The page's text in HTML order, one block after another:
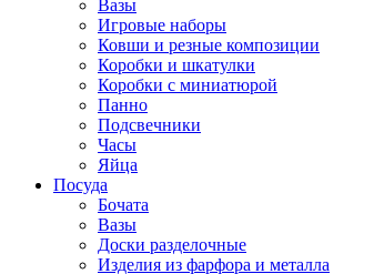
Вазы
Игровые наборы
Ковши и резные композиции
Коробки и шкатулки
Коробки с миниатюрой
Панно
Подсвечники
Часы
Яйца
Посуда
Бочата
Вазы
Доски разделочные
Изделия из фарфора и металла